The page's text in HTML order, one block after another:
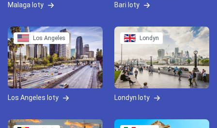
Malaga loty Bari loty
Los Angeles
Los Angeles loty
Londyn
Londyn loty